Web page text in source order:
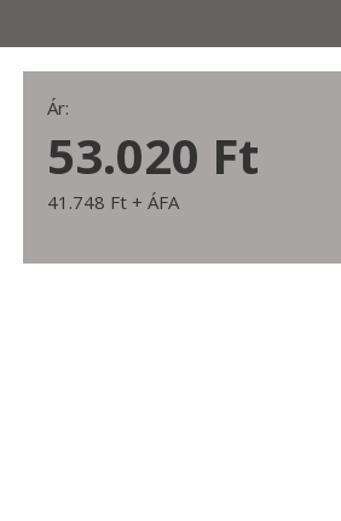
Ár:
53.020 Ft
41.748 Ft + ÁFA